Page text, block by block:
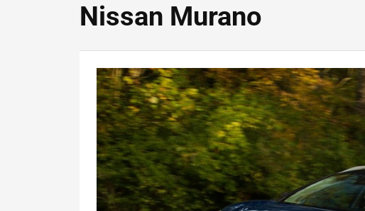
Nissan Murano